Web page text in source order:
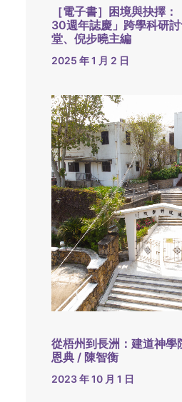
［電子書］困境與抉擇
30週年誌慶」跨學科研
堂、倪步曉主編
2025 年 1 月 2 日
從梧州到長洲：建道神學
恩典 / 陳智衡
2023 年 10 月 1 日